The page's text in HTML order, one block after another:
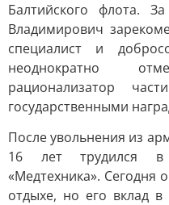
Балтийского флота.
Владимирович
специалист и
неоднократно
рационализатор
государственными
После увольнения из
16 лет трудился в
«Медтехника». Сегодня
отдыхе, но его вклад